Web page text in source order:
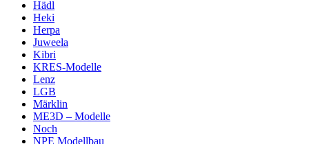
Hädl
Heki
Herpa
Juweela
Kibri
KRES-Modelle
Lenz
LGB
Märklin
ME3D – Modelle
Noch
NPE Modellbau